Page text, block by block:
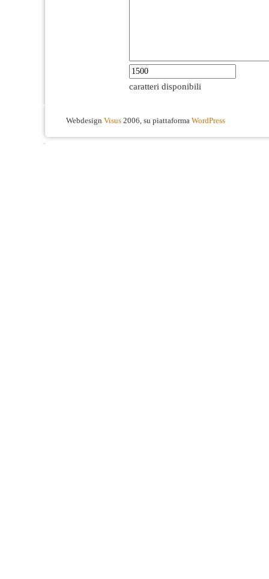
caratteri disponibili
Webdesign Visus 2006, su piattaforma WordPress